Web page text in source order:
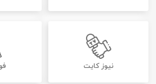
نیوز کایت